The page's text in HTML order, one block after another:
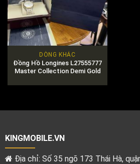
DÒNG KHÁC
Đồng Hồ Longines L27555777
Master Collection Demi Gold
KINGMOBILE.VN
Địa chỉ: Số 35 ngõ 173 Thái Hà,